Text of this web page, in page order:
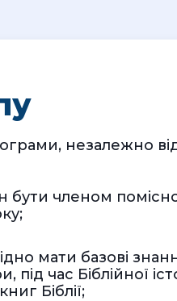
незалежно
бути членом
мати базові
під час Біблійної
Біблії;